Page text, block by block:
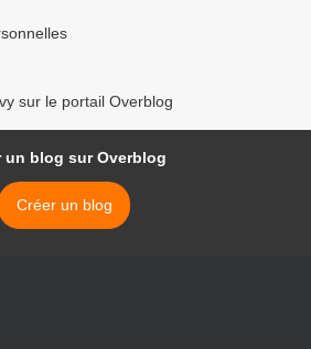
sur le portail Overblog
un blog sur Overblog
Créer un blog